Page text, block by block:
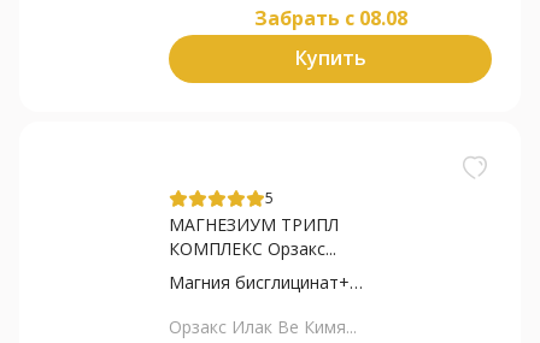
Забрать c 08.08
Купить
5
МАГНЕЗИУМ ТРИПЛ
КОМПЛЕКС Орзакс...
Магния бисглицинат+Магни...
Орзакс Илак Ве Кимя...